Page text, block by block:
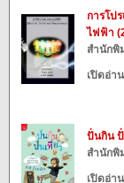
การโป
ไฟฟ้า
สำนักพิ
เปิดอ่า
ปั่นกิน
สำนักพิ
เปิดอ่า